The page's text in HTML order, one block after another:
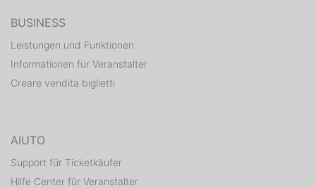
BUSINESS
Leistungen und Funktionen
Informationen für Veranstalter
Creare vendita biglietti
AIUTO
Support für Ticketkäufer
Hilfe Center für Veranstalter